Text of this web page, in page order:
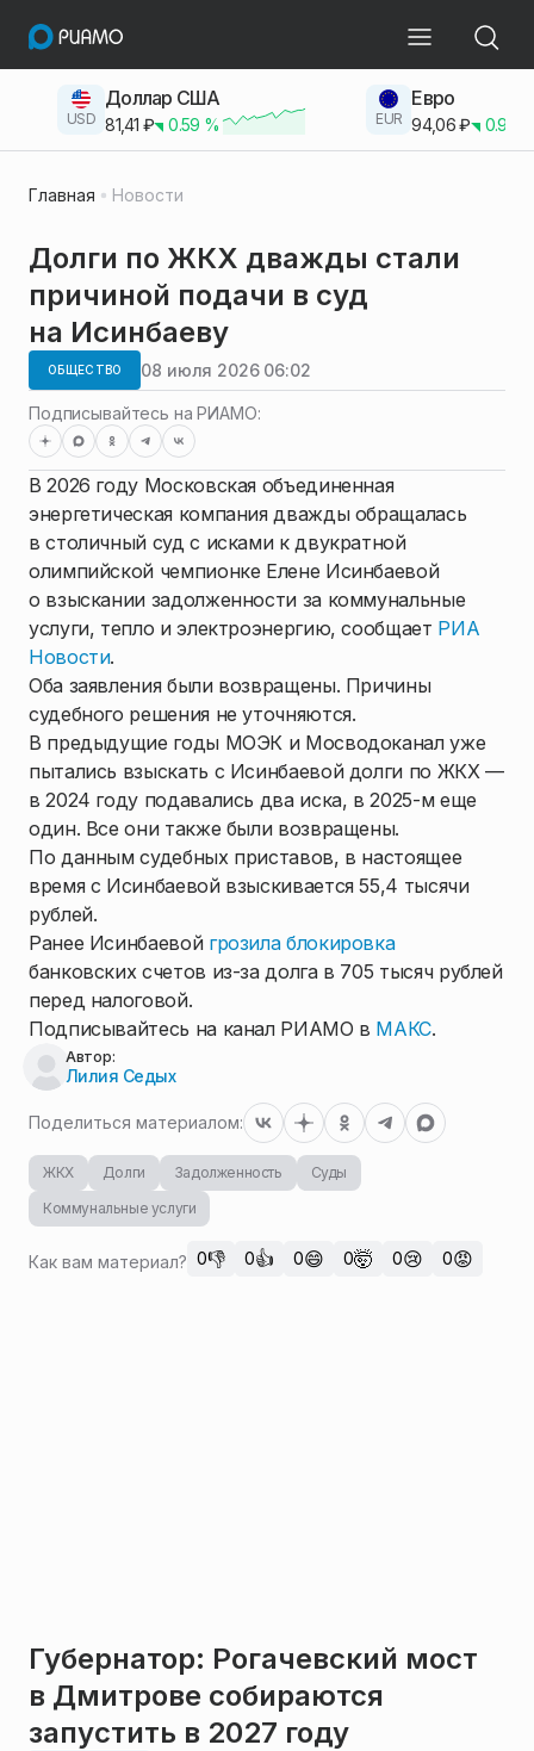
USD
Доллар США
81,41 ₽ 0.59 % EUR
Евро
94,06₽ 0.93
Главная Новости
Долги по ЖКХ дважды стали
причиной подачи в суд
на Исинбаеву
ОБЩЕСТВО 08 июля 2026 06:02
Подписывайтесь на РИАМО:
В 2026 году Московская объединенная
энергетическая компания дважды обращалась
в столичный суд с исками к двукратной
олимпийской чемпионке Елене Исинбаевой
о взыскании задолженности за коммунальные
услуги, тепло и электроэнергию, сообщает РИА
Новости.
Оба заявления были возвращены. Причины
судебного решения не уточняются.
В предыдущие годы МОЭК и Мосводоканал уже
пытались взыскать с Исинбаевой долги по ЖКХ —
в 2024 году подавались два иска, в 2025-м еще
один. Все они также были возвращены.
По данным судебных приставов, в настоящее
время с Исинбаевой взыскивается 55,4 тысячи
рублей.
Ранее Исинбаевойгрозила блокировка
банковских счетов из-за долга в 705 тысяч рублей
перед налоговой.
Подписывайтесь на канал РИАМО в МАКС.
Автор:
Лилия Седых
Поделиться материалом:
ЖКХ Долги Задолженность
Суды
Коммунальные услуги
Как вам материал? 0👎 0👍 0😄 0🤯 0😢 0😡
Губернатор: Рогачевский мост
в Дмитрове собираются
запустить в 2027 году